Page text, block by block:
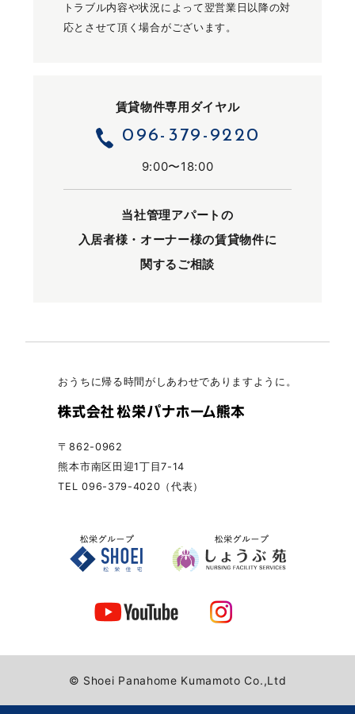
トラブル内容や状況によって翌営業日以降の対
応とさせて頂く場合がございます。
賃貸物件専用ダイヤル
096-379-9220
9:00〜18:00
当社管理アパートの
入居者様・オーナー様の賃貸物件に
関するご相談
おうちに帰る時間がしあわせでありますように。
〒862-0962
熊本市南区田迎1丁目7-14
TEL 096-379-4020（代表）
© Shoei Panahome Kumamoto Co.,Ltd